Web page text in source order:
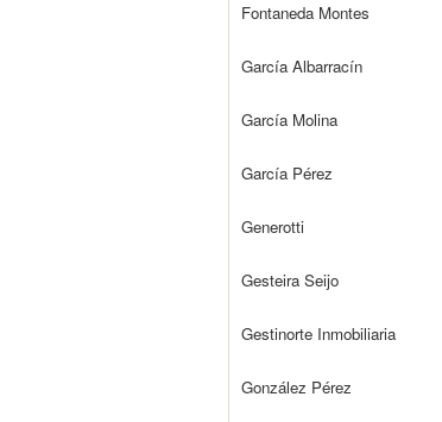
Fontaneda Montes
García Albarracín
García Molina
García Pérez
Generotti
Gesteira Seijo
Gestinorte Inmobiliaria
González Pérez